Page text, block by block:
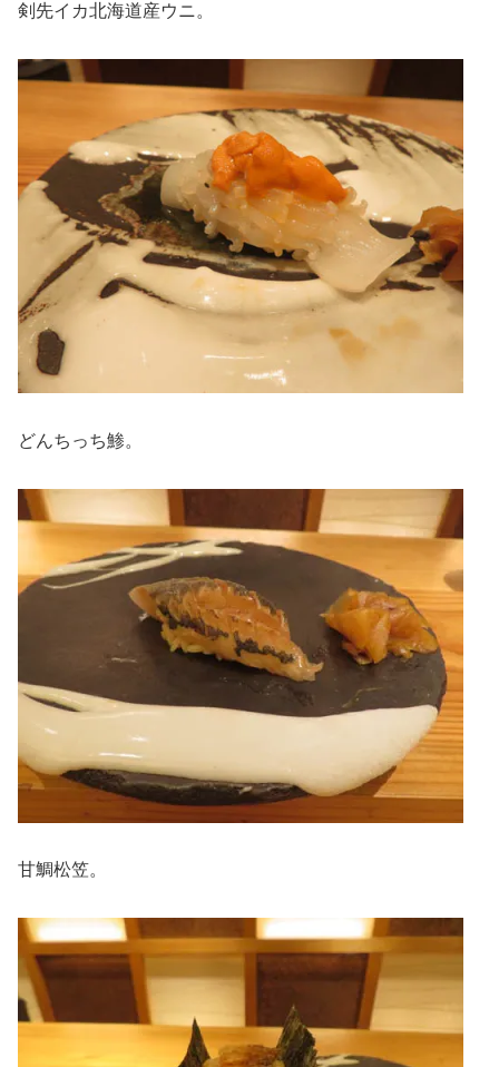
剣先イカ北海道産ウニ。
どんちっち鯵。
甘鯛松笠。